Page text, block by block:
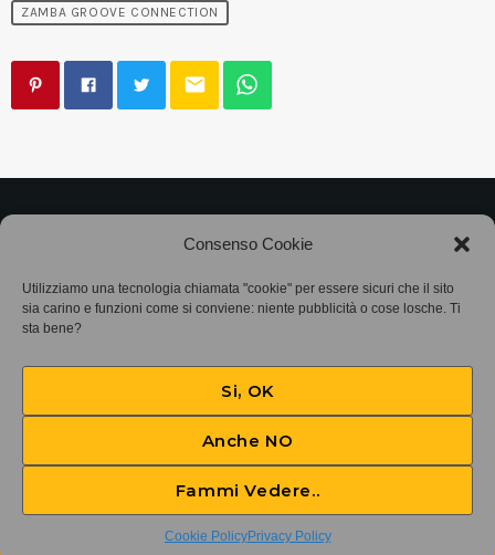
Consenso Cookie
Utilizziamo una tecnologia chiamata "cookie" per essere sicuri che il sito
sia carino e funzioni come si conviene: niente pubblicità o cose losche. Ti
sta bene?
Si, OK
Anche NO
Fammi Vedere..
Cookie PolicyPrivacy Policy
Soffici sapori
Africa Unite
ZAMBA GROOVE CONNECTION
email
Associazione Bandito • CF 97882400019 •
Privacy Policy•Cookie Policy (UE) • Protocollo
SIAE 7425